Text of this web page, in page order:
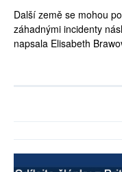
Další země se mohou
záhadnými incidenty
napsala Elisabeth